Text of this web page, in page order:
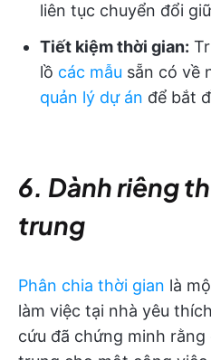
liên tục chuyển đổi
Tiết kiệm thời gian:
lồ các mẫu sẵn có về
quản lý dự án để bắt
6. Dành riêng
trung
Phân chia thời gian là
làm việc tại nhà yêu
cứu đã chứng minh